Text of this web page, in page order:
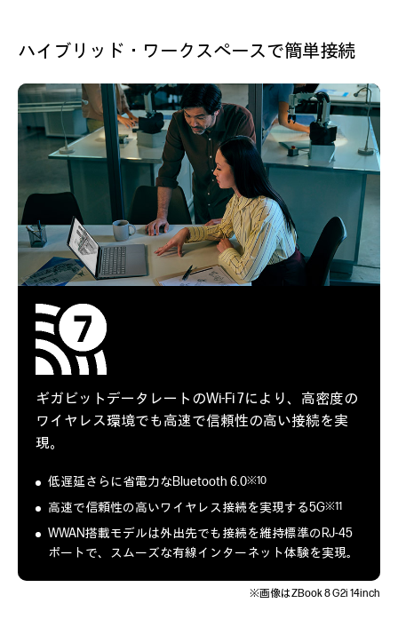
ハイブリッド・ワークスペースで簡単接続
ギガビットデータレートのWi-Fi 7により、 高密度の
ワイヤレス環境でも高速で信頼性の高い接続を実
現。
低遅延さらに省電力なBluetooth 6.0※10
高速で信頼性の高いワイヤレス接続を実現する5G※11
WWAN搭載モデルは外出先でも接続を維持標準のRJ-45
ポートで、スムーズな有線インターネット体験を実現。
※画像はZBook 8 G2i 14inch